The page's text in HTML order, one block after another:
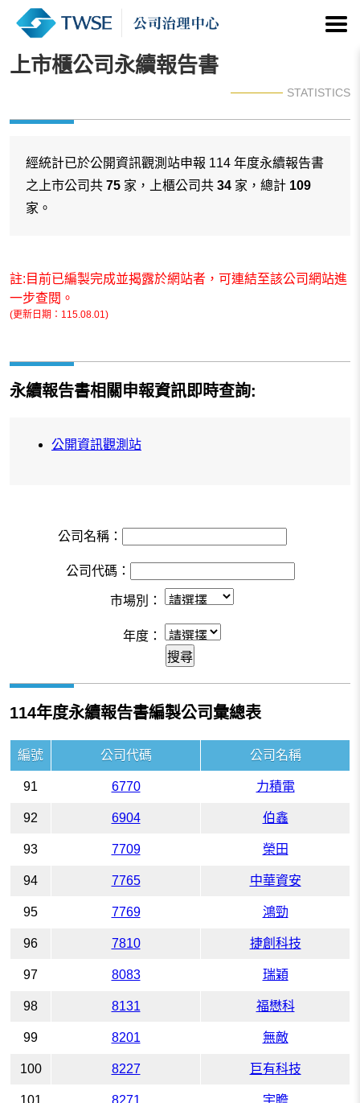
上市櫃公司永續報告書
STATISTICS
經統計已於公開資訊觀測站申報 114 年度永續報告書
之上市公司共 75 家，上櫃公司共 34 家，總計 109
家。
註:目前已編製完成並揭露於網站者，可連結至該公司網站進
一步查閱。
(更新日期：115.08.01)
永續報告書相關申報資訊即時查詢:
公開資訊觀測站
公司名稱：
公司代碼：
市場別：
年度：
114年度永續報告書編製公司彙總表
編號 公司代碼 公司名稱
91 6770 力積電
92 6904 伯鑫
93 7709 榮田
94 7765 中華資安
95 7769 鴻勁
96 7810 捷創科技
97 8083 瑞穎
98 8131 福懋科
99 8201 無敵
100 8227 巨有科技
101 8271 宇瞻